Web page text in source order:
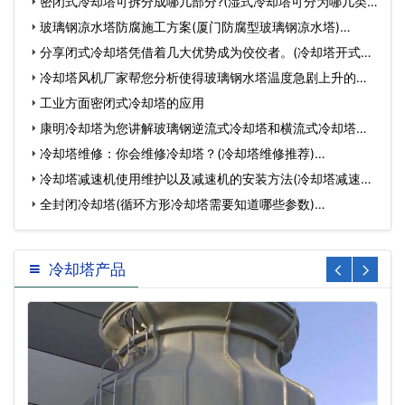
… 玻璃钢凉水塔防腐施工方案(厦门防腐型玻璃钢凉水塔)…
分享闭式冷却塔凭借着几大优势成为佼佼者。(冷却塔开式闭
式…冷却塔风机厂家帮您分析使得玻璃钢水塔温度急剧上升的影
响…工业方面密闭式冷却塔的应用
康明冷却塔为您讲解玻璃钢逆流式冷却塔和横流式冷却塔小
知…冷却塔维修：你会维修冷却塔？(冷却塔维修推荐)…
冷却塔减速机使用维护以及减速机的安装方法(冷却塔减速机
维…全封闭冷却塔(循环方形冷却塔需要知道哪些参数)…
冷却塔产品